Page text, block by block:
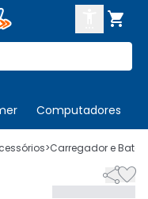

Computadores
>Carregador e
